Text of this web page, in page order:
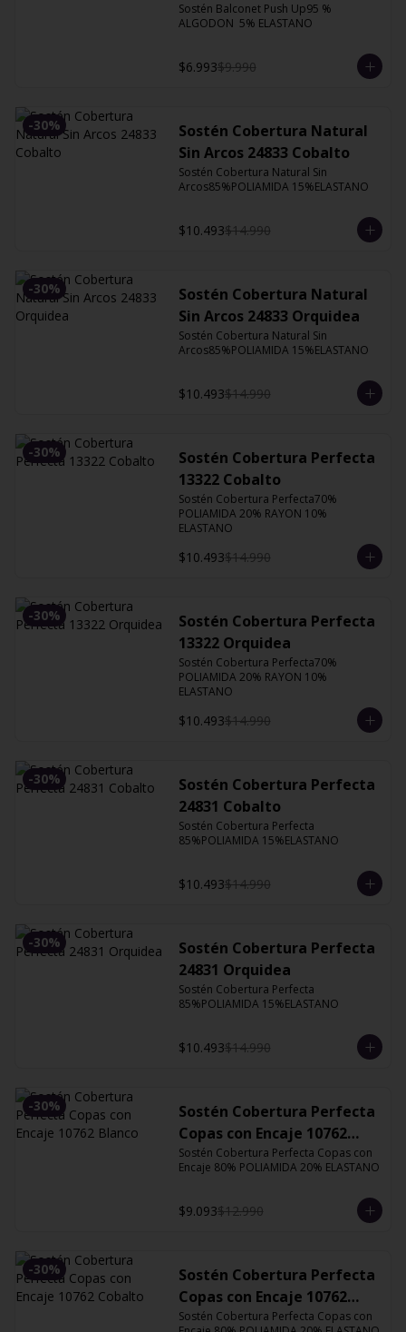
Sostén Balconet Push Up95 %
ALGODON  5% ELASTANO
$6.993$9.990
-30%
Sostén Cobertura Natural
Sin Arcos 24833 Cobalto
Sostén Cobertura Natural Sin
Arcos85%POLIAMIDA 15%ELASTANO
$10.493$14.990
-30%
Sostén Cobertura Natural
Sin Arcos 24833 Orquidea
Sostén Cobertura Natural Sin
Arcos85%POLIAMIDA 15%ELASTANO
$10.493$14.990
-30%
Sostén Cobertura Perfecta
13322 Cobalto
Sostén Cobertura Perfecta70%
POLIAMIDA 20% RAYON 10%
ELASTANO
$10.493$14.990
-30%
Sostén Cobertura Perfecta
13322 Orquidea
Sostén Cobertura Perfecta70%
POLIAMIDA 20% RAYON 10%
ELASTANO
$10.493$14.990
-30%
Sostén Cobertura Perfecta
24831 Cobalto
Sostén Cobertura Perfecta
85%POLIAMIDA 15%ELASTANO
$10.493$14.990
-30%
Sostén Cobertura Perfecta
24831 Orquidea
Sostén Cobertura Perfecta
85%POLIAMIDA 15%ELASTANO
$10.493$14.990
-30%
Sostén Cobertura Perfecta
Copas con Encaje 10762
Blanco
Sostén Cobertura Perfecta Copas con
Encaje 80% POLIAMIDA 20% ELASTANO
$9.093$12.990
-30%
Sostén Cobertura Perfecta
Copas con Encaje 10762
Cobalto
Sostén Cobertura Perfecta Copas con